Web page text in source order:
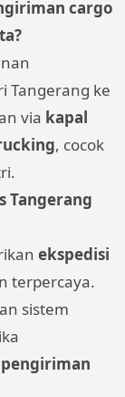
cargo
Tangerang ke
via kapal
, cocok
Tangerang
ekspedisi
terpercaya.
sistem
pengiriman